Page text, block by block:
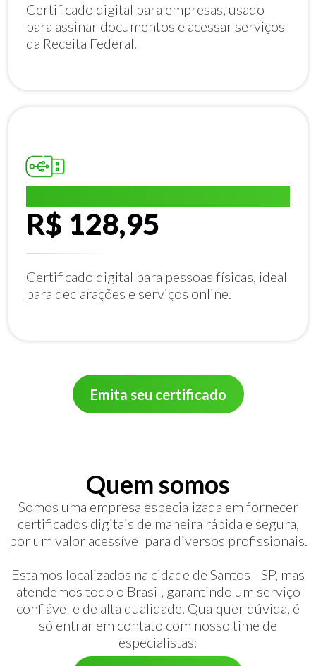
Certificado digital para empresas, usado
para assinar documentos e acessar serviços
da Receita Federal.
R$ 128,95
Certificado digital para pessoas físicas, ideal
para declarações e serviços online.
Emita seu certificado
Quem somos
Somos uma empresa especializada em fornecer
certificados digitais de maneira rápida e segura,
por um valor acessível para diversos profissionais.
Estamos localizados na cidade de Santos - SP, mas
atendemos todo o Brasil, garantindo um serviço
confiável e de alta qualidade. Qualquer dúvida, é
só entrar em contato com nosso time de
especialistas: